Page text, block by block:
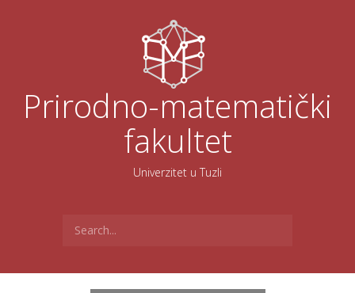
Prirodno-matematički
fakultet
Univerzitet u Tuzli
for: